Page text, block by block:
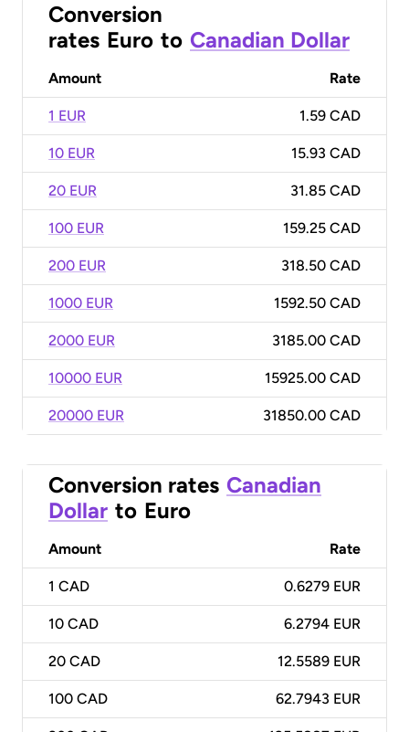
Conversion
rates Euro to Canadian Dollar
Amount Rate
1 EUR 1.59 CAD
10 EUR 15.93 CAD
20 EUR 31.85 CAD
100 EUR 159.25 CAD
200 EUR 318.50 CAD
1000 EUR 1592.50 CAD
2000 EUR 3185.00 CAD
10000 EUR 15925.00 CAD
20000 EUR 31850.00 CAD
Conversion rates Canadian
Dollar to Euro
Amount Rate
1 CAD 0.6279 EUR
10 CAD 6.2794 EUR
20 CAD 12.5589 EUR
100 CAD 62.7943 EUR